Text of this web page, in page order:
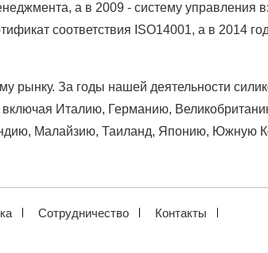
а в 2009 - систему управления
соответствия ISO14001, а в 2014
рынку. За годы нашей деятельности
включая Италию, Германию,
Малайзию, Таиланд, Японию, Южную
Сотрудничество Контакты